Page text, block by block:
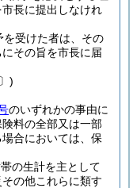
長に提出しなけれ
受けた者は、その
その旨を市長に届
)
のいずれかの事由に
料の全部又は一部
合においては、保
の生計を主として
の他これらに類す